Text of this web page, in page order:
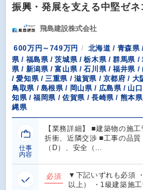
振興・発展を支える中堅ゼネ
飛島建設株式会社
600万円～749万円
北海道 / 青森県
県 / 福島県 / 茨城県 / 栃木県 / 群馬県 /
県 / 新潟県 / 富山県 / 石川県 / 福井県
/ 愛知県 / 三重県 / 滋賀県 / 京都府 /
鳥取県 / 島根県 / 岡山県 / 広島県 / 山
知県 / 福岡県 / 佐賀県 / 長崎県 / 熊本
縄県
仕事
内容
【業務詳細】 ■建築物の施
折衝、近隣交渉 ■工事の品
（D）、安全（…
必須
▼下記いずれも必須
以上） ・1級建築施